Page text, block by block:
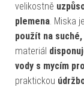
velikostně
plemena. Miska
použít na
materiál
vody s mycím
praktickou